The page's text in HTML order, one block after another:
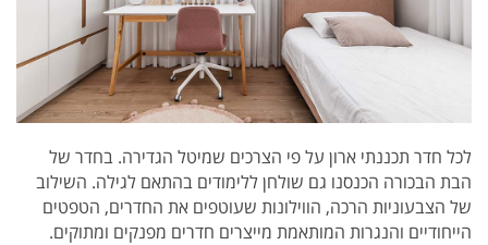
לכל חדר תכננתי ארון על פי הצרכים שמיטל הגדירה. בחדר של
הבת הבכורה הכנסנו גם שולחן ללימודים בהתאם לגילה. השילוב
של הצבעוניות הרכה, הווילונות שעוטפים את החדרים, הטפטים
הייחודיים והנגרות המותאמת מייצרים חדרים מפנקים ומתוקים.